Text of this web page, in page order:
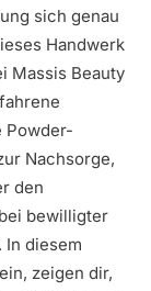
sich genau
Handwerk
Massis Beauty
Powder-
Nachsorge,
den
bewilligter
diesem
zeigen dir,